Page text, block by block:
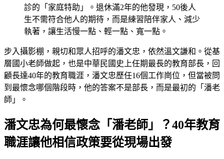
診的「家庭特助」。退休滿2年的他發現，50後人
生不需符合他人的期待，而是練習陪伴家人、減少
執著，讓生活慢一點、輕一點、寬一點。
步入攝影棚，親切和眾人招呼的潘文忠，依然溫文謙和。從基
層國小老師做起，也是中華民國史上任期最長的教育部長，回
顧長達40年的教育職涯，潘文忠歷任16個工作崗位，但當被問
到最懷念哪個階段時，他的答案不是部長，而是最初的「潘老
師」。
潘文忠為何最懷念「潘老師」？40年教育
職涯讓他相信政策要從現場出發